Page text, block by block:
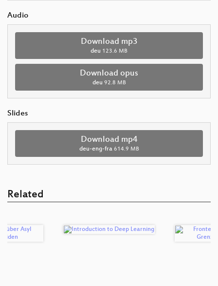
Audio
Download mp3
deu 123.6 MB
Download opus
deu 92.8 MB
Slides
Download mp4
deu-eng-fra 614.9 MB
Related